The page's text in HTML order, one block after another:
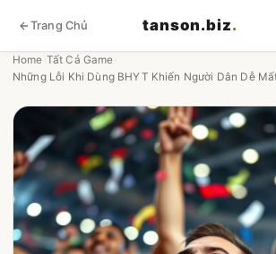
Trang Chủ tanson.biz.
Home Tất Cả Game
Những Lỗi Khi Dùng BHYT Khiến Người Dân Dễ